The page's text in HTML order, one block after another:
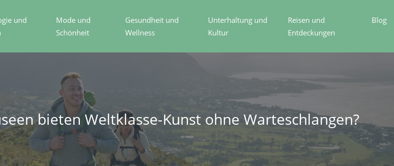
und
Mode und
Schönheit
Gesundheit und
Wellness
Unterhaltung und
Kultur
Reisen und
Entdeckungen
Blog
bieten Weltklasse-Kunst ohne Warteschlangen?